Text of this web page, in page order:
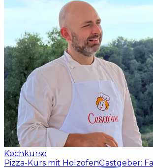
Kochkurse
Pizza-Kurs mit HolzofenGastgeber: